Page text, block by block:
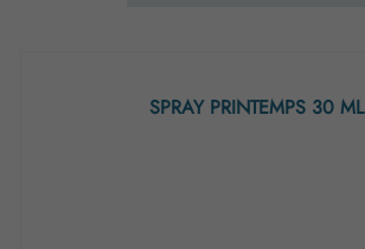
SPRAY PRINTEMPS 30 ML